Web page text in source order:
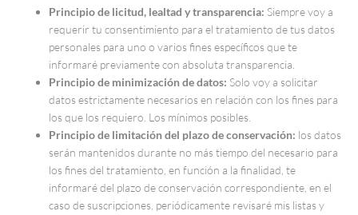
Principio de licitud, lealtad y transparencia: Siempre voy a
requerir tu consentimiento para el tratamiento de tus datos
personales para uno o varios fines específicos que te
informaré previamente con absoluta transparencia.
Principio de minimización de datos: Solo voy a solicitar
datos estrictamente necesarios en relación con los fines para
los que los requiero. Los mínimos posibles.
Principio de limitación del plazo de conservación: los datos
serán mantenidos durante no más tiempo del necesario para
los fines del tratamiento, en función a la finalidad, te
informaré del plazo de conservación correspondiente, en el
caso de suscripciones, periódicamente revisaré mis listas y